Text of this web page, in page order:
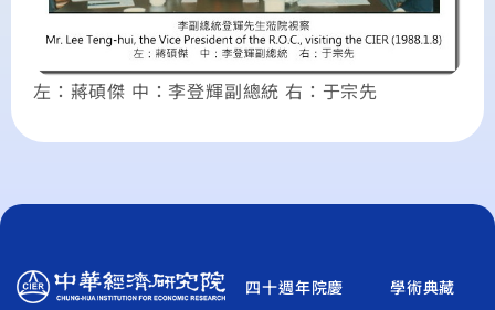
左：蔣碩傑 中：李登輝副總統 右：于宗先
四十週年院慶
學術典藏